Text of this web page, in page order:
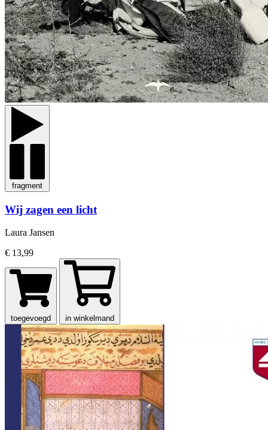
fragment
Wij zagen een licht
Laura Jansen
€ 13,99
toegevoegd in winkelmand